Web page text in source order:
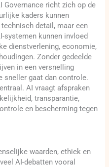
Governance richt zich op de
kaders kunnen
detail, maar een
systemen kunnen invloed
dienstverlening, economie,
Zonder gedeelde
in een versnelling
sneller gaat dan controle.
AI vraagt afspraken
transparantie,
en bescherming tegen
waarden, ethiek en
AI-debatten vooral